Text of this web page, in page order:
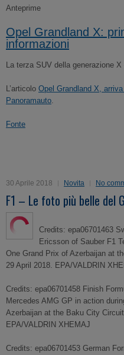
Anteprime
Opel Grandland X:
informazioni
La terza SUV della generazione
L’articolo Opel Grandland X,
Panoramauto.
Fonte
30 Aprile 2018 Novita No
F1 – Le foto più belle del
Credits: epa06701463
Ericsson of Sauber F1
One Grand Prix of Azerbaijan at
29 April 2018. EPA/VALDRIN
Credits: epa06701458 Finish
Mercedes AMG GP in action
Azerbaijan at the Baku City
EPA/VALDRIN XHEMAJ
Credits: epa06701453 German